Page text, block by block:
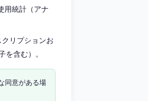
用統計（アナ
リプションお
を含む）。
同意がある場